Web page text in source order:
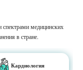
медицинских
в стране.
Кардиология